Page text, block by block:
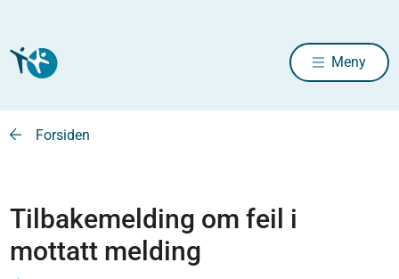
Meny
Forsiden
Tilbakemelding om feil i
mottatt melding